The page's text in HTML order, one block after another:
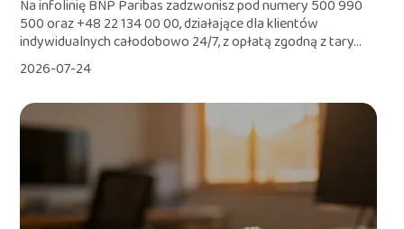
Na infolinię BNP Paribas zadzwonisz pod numery 500 990
500 oraz +48 22 134 00 00, działające dla klientów
indywidualnych całodobowo 24/7, z opłatą zgodną z tary...
2026-07-24